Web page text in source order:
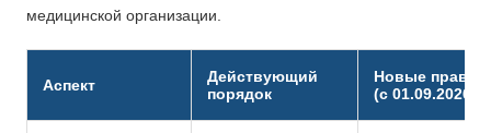
медицинской организации.
Аспект
Действующий
порядок
Новые
(с 01.09.2026)